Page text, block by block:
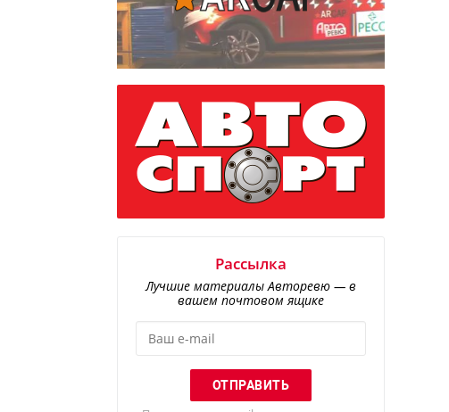
Рассылка
Лучшие материалы Авторевю — в
вашем почтовом ящике